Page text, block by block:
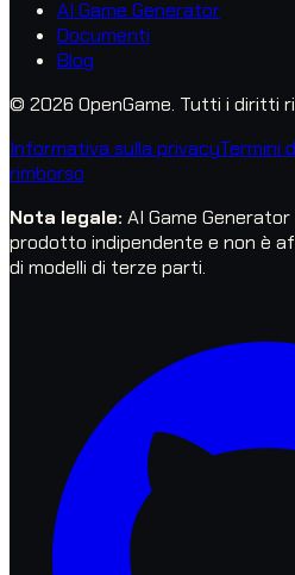
AI Game Generator
Documenti
Blog
© 2026 OpenGame. Tutti i diritti
Informativa sulla privacyTermini
rimborso
Nota legale: AI Game
prodotto indipendente e non è
di modelli di terze parti.